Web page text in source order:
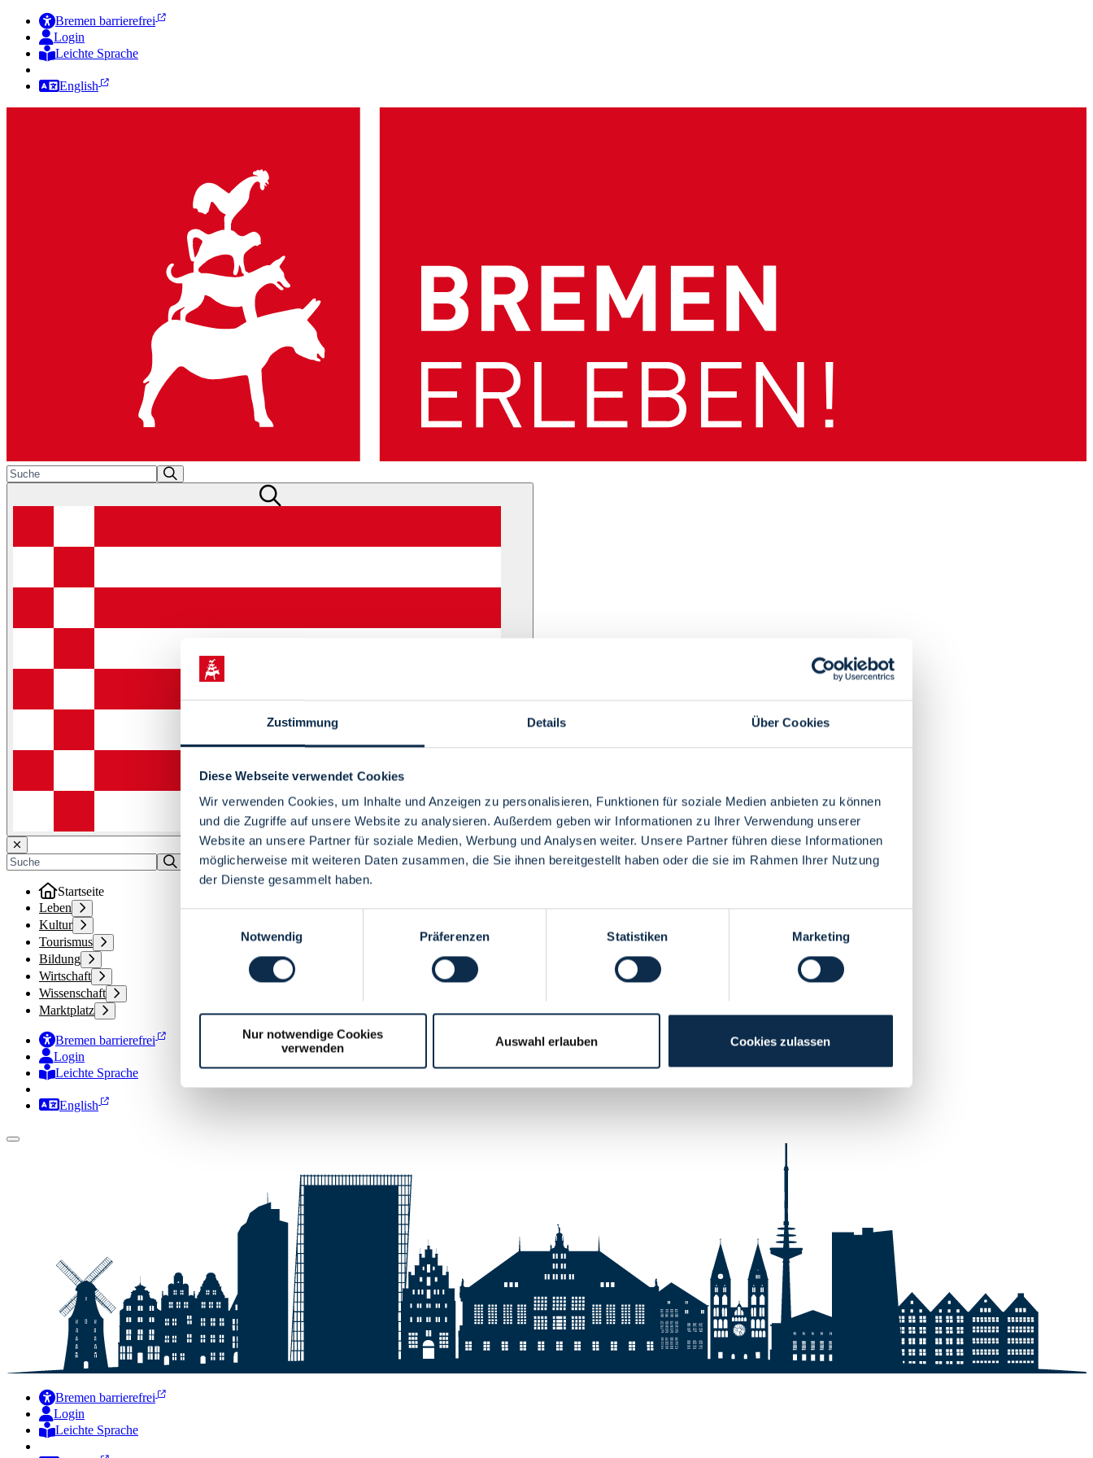
Zustimmung Details Über Cookies
Diese Webseite verwendet Cookies
Wir verwenden Cookies, um Inhalte und Anzeigen zu personalisieren, Funktionen für soziale Medien anbieten zu können
und die Zugriffe auf unsere Website zu analysieren. Außerdem geben wir Informationen zu Ihrer Verwendung unserer
Website an unsere Partner für soziale Medien, Werbung und Analysen weiter. Unsere Partner führen diese Informationen
möglicherweise mit weiteren Daten zusammen, die Sie ihnen bereitgestellt haben oder die sie im Rahmen Ihrer Nutzung
der Dienste gesammelt haben.
Notwendig
Präferenzen Statistiken Marketing
Nur notwendige Cookies
verwenden
Auswahl erlauben Cookies zulassen
Bremen barrierefrei
Login
Leichte Sprache
English
Menü
Startseite
Leben
Kultur
Tourismus
Bildung
Wirtschaft
Wissenschaft
Marktplatz
Bremen barrierefrei
Login
Leichte Sprache
Zur Deutschen Gebärdensprache
English
Bremen barrierefrei
Login
Leichte Sprache